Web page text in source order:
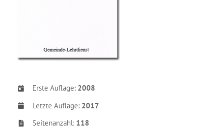
Erste Auflage: 2008
Letzte Auflage: 2017
Seitenanzahl: 118